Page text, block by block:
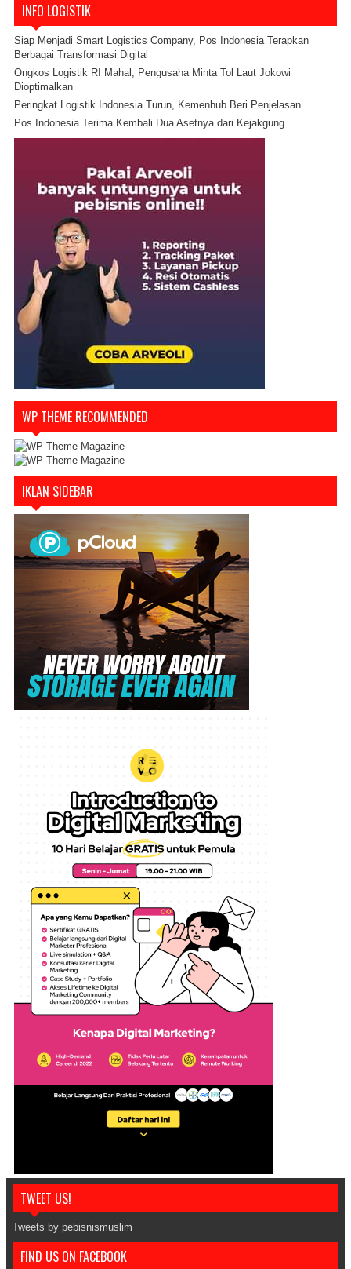
INFO LOGISTIK
Siap Menjadi Smart Logistics Company, Pos Indonesia Terapkan
Berbagai Transformasi Digital
Ongkos Logistik RI Mahal, Pengusaha Minta Tol Laut Jokowi
Dioptimalkan
Peringkat Logistik Indonesia Turun, Kemenhub Beri Penjelasan
Pos Indonesia Terima Kembali Dua Asetnya dari Kejakgung
WP THEME RECOMMENDED
IKLAN SIDEBAR
TWEET US!
Tweets by pebisnismuslim
FIND US ON FACEBOOK